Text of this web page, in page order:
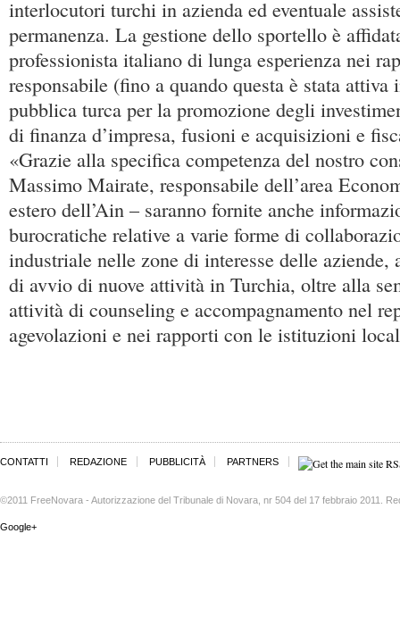
interlocutori turchi in azienda ed eventuale
permanenza. La gestione dello sportello è
professionista italiano di lunga esperienza nei
responsabile (fino a quando questa è stata attiva
pubblica turca per la promozione degli
di finanza d’impresa, fusioni e acquisizioni e
«Grazie alla specifica competenza del nostro
Massimo Mairate, responsabile dell’area
estero dell’Ain – saranno fornite anche
burocratiche relative a varie forme di
industriale nelle zone di interesse delle aziende,
di avvio di nuove attività in Turchia, oltre alla
attività di counseling e accompagnamento nel
agevolazioni e nei rapporti con le istituzioni
CONTATTI REDAZIONE PUBBLICITÀ PARTNERS
©2011 FreeNovara - Autorizzazione del Tribunale di Novara, nr 504 del 17 febbraio 2011.
Google+